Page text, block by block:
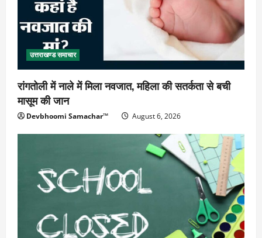
उत्तराखण्ड समाचार
रांगतोली में नाले में मिला नवजात, महिला की सतर्कता से बची
मासूम की जान
Devbhoomi Samachar™ August 6, 2026